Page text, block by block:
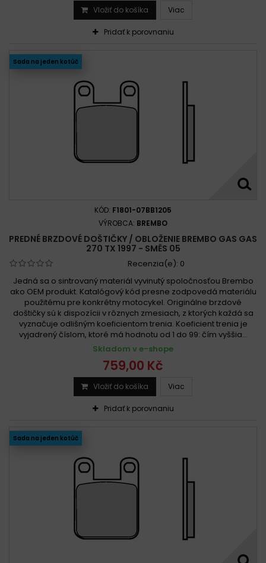
Vložiť do košíka Viac
Pridať k porovnaniu
Sada na jeden kotúč
KÓD: F1801-07BB1205
VÝROBCA: BREMBO
PREDNÉ BRZDOVÉ DOŠTIČKY / OBLOŽENIE BREMBO GAS GAS
270 TX 1997 - SMĚS 05
Recenzia(e): 0
Jedná sa o sintrovaný materiál vyvinutý spoločnosťou Brembo
ako OEM produkt. Katalógový kód presne zodpovedá materiálu
použitému pre konkrétny motocykel. Originálne brzdové
doštičky sú k dispozícii v rôznych zmesiach, z ktorých každá sa
vyznačuje odlišným koeficientom trenia. Koeficient trenia je
vyjadrený číslom, ktoré má hodnotu od 1 do 99: čím vyššia...
Skladom v e-shope
759,00 Kč
Vložiť do košíka Viac
Pridať k porovnaniu
Sada na jeden kotúč